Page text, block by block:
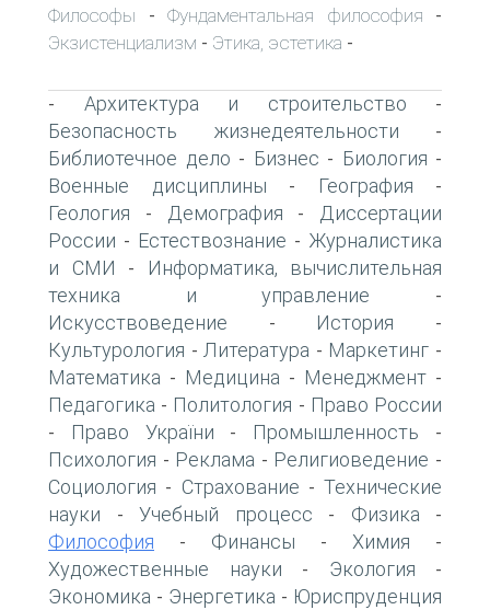
Философы - Фундаментальная философия -
Экзистенциализм - Этика, эстетика -
- Архитектура и строительство -
Безопасность жизнедеятельности -
Библиотечное дело - Бизнес - Биология -
Военные дисциплины - География -
Геология - Демография -
Диссертации
России - Естествознание - Журналистика
и СМИ -
Информатика, вычислительная
техника и управление -
Искусствоведение - История -
Культурология - Литература - Маркетинг -
Математика - Медицина - Менеджмент -
Педагогика - Политология - Право России
- Право України - Промышленность -
Психология - Реклама - Религиоведение -
Социология - Страхование - Технические
науки - Учебный процесс - Физика -
Философия - Финансы - Химия -
Художественные науки - Экология -
Экономика - Энергетика - Юриспруденция